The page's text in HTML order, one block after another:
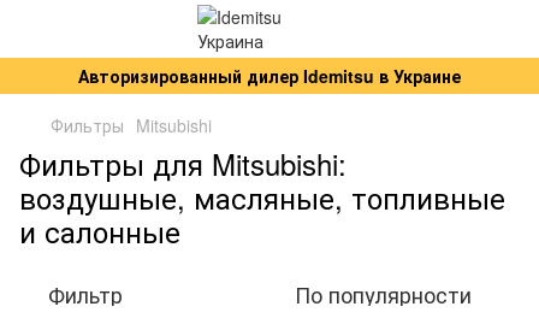
Авторизированный дилер Idemitsu в Украине
Фильтры Mitsubishi
Фильтры для Mitsubishi:
воздушные, масляные, топливные
и салонные
Фильтр По популярности